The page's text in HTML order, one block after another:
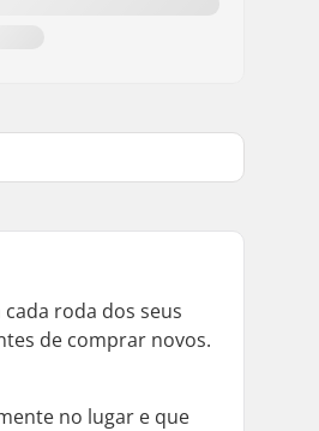
roda dos seus
de comprar novos.
no lugar e que